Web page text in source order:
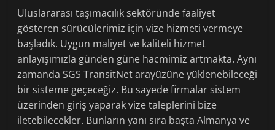
Uluslararası taşımacılık sektöründe faaliyet
gösteren sürücülerimiz için vize hizmeti vermeye
başladık. Uygun maliyet ve kaliteli hizmet
anlayışımızla günden güne hacmimiz artmakta. Aynı
zamanda SGS TransitNet arayüzüne yüklenebileceği
bir sisteme geçeceğiz. Bu sayede firmalar sistem
üzerinden giriş yaparak vize taleplerini bize
iletebilecekler. Bunların yanı sıra başta Almanya ve